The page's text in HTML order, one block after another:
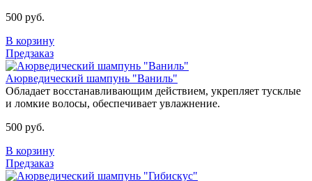
500 руб.
В корзину
Предзаказ
Аюрведический шампунь "Ваниль"
Обладает восстанавливающим действием, укрепляет тусклые
и ломкие волосы, обеспечивает увлажнение.
500 руб.
В корзину
Предзаказ